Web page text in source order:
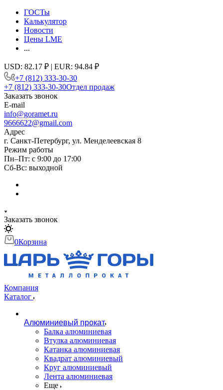
ГОСТы
Калькулятор
Новости
Цены LME
...
USD: 82.17 ₽ | EUR: 94.84 ₽
+7 (812) 333-30-30
+7 (812) 333-30-30Отдел продаж
Заказать звонок
E-mail
info@goramet.ru
9666622@gmail.com
Адрес
г. Санкт-Петербург, ул. Менделеевская 8
Режим работы
Пн–Пт: с 9:00 до 17:00
Сб-Вс: выходной
Заказать звонок
0Корзина
Компания
Каталог
Алюминиевый прокат
Балка алюминиевая
Втулка алюминиевая
Катанка алюминиевая
Квадрат алюминиевый
Круг алюминиевый
Лента алюминиевая
Еще